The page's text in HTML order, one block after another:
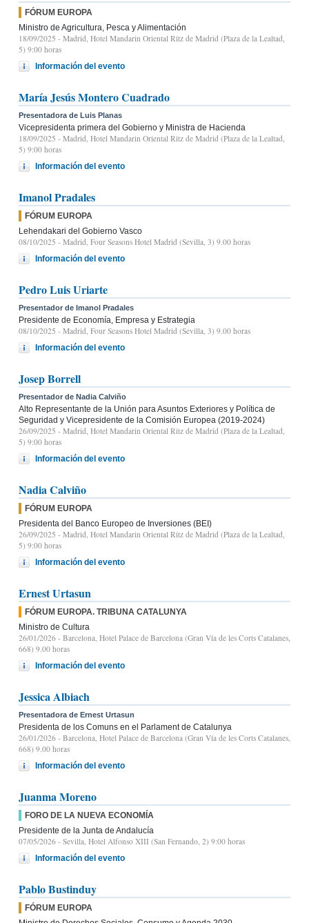
FÓRUM EUROPA
Ministro de Agricultura, Pesca y Alimentación
18/09/2025 - Madrid, Hotel Mandarin Oriental Ritz de Madrid (Plaza de la Lealtad,
5) 9:00 horas
Información del evento
María Jesús Montero Cuadrado
Presentadora de Luis Planas
Vicepresidenta primera del Gobierno y Ministra de Hacienda
18/09/2025 - Madrid, Hotel Mandarin Oriental Ritz de Madrid (Plaza de la Lealtad,
5) 9:00 horas
Información del evento
Imanol Pradales
FÓRUM EUROPA
Lehendakari del Gobierno Vasco
08/10/2025 - Madrid, Four Seasons Hotel Madrid (Sevilla, 3) 9.00 horas
Información del evento
Pedro Luis Uriarte
Presentador de Imanol Pradales
Presidente de Economía, Empresa y Estrategia
08/10/2025 - Madrid, Four Seasons Hotel Madrid (Sevilla, 3) 9.00 horas
Información del evento
Josep Borrell
Presentador de Nadia Calviño
Alto Representante de la Unión para Asuntos Exteriores y Política de
Seguridad y Vicepresidente de la Comisión Europea (2019-2024)
26/09/2025 - Madrid, Hotel Mandarin Oriental Ritz de Madrid (Plaza de la Lealtad,
5) 9:00 horas
Información del evento
Nadia Calviño
FÓRUM EUROPA
Presidenta del Banco Europeo de Inversiones (BEI)
26/09/2025 - Madrid, Hotel Mandarin Oriental Ritz de Madrid (Plaza de la Lealtad,
5) 9:00 horas
Información del evento
Ernest Urtasun
FÓRUM EUROPA. TRIBUNA CATALUNYA
Ministro de Cultura
26/01/2026 - Barcelona, Hotel Palace de Barcelona (Gran Vía de les Corts Catalanes,
668) 9.00 horas
Información del evento
Jessica Albiach
Presentadora de Ernest Urtasun
Presidenta de los Comuns en el Parlament de Catalunya
26/01/2026 - Barcelona, Hotel Palace de Barcelona (Gran Vía de les Corts Catalanes,
668) 9.00 horas
Información del evento
Juanma Moreno
FORO DE LA NUEVA ECONOMÍA
Presidente de la Junta de Andalucía
07/05/2026 - Sevilla, Hotel Alfonso XIII (San Fernando, 2) 9:00 horas
Información del evento
Pablo Bustinduy
FÓRUM EUROPA